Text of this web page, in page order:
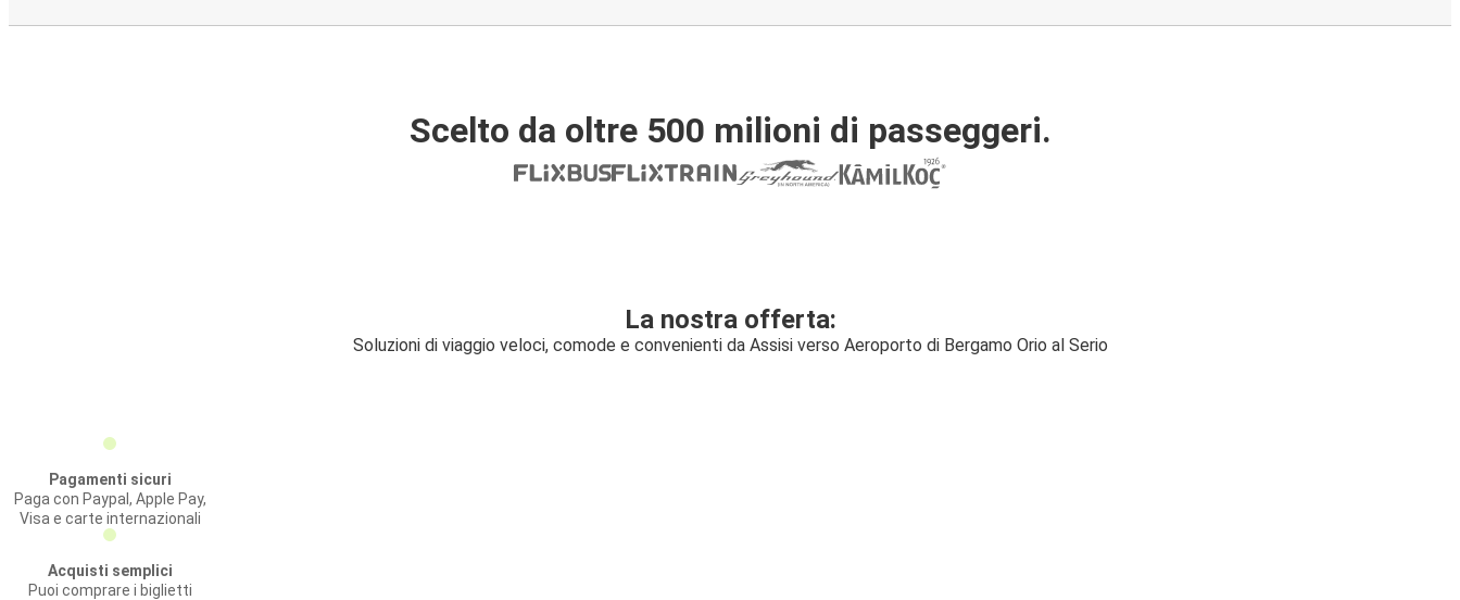
Scelto da oltre 500 milioni di passeggeri.
La nostra offerta:
Soluzioni di viaggio veloci, comode e convenienti da Assisi verso Aeroporto di Bergamo Orio al Serio
Pagamenti sicuri
Paga con Paypal, Apple Pay,
Visa e carte internazionali
Acquisti semplici
Puoi comprare i biglietti